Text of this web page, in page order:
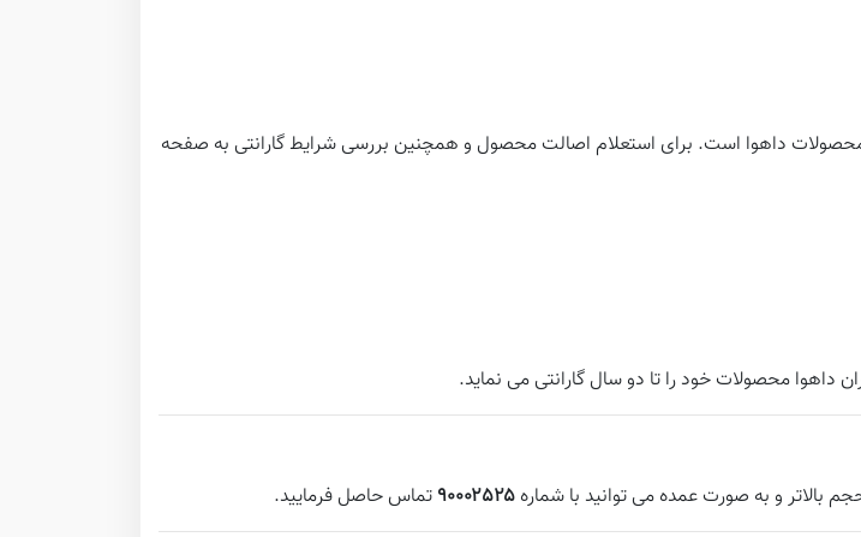
محصولات داهوا است. برای استعلام اصالت محصول و همچنین بررسی شرایط گارانتی به صفحه
محصولات خود را تا دو سال گارانتی می نماید.
بالاتر و به صورت عمده می توانید با شماره ۹۰۰۰۲۵۲۵ تماس حاصل فرمایید.